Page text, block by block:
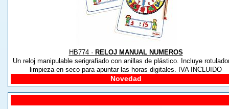
HB774 · RELOJ MANUAL NUMEROS
Un reloj manipulable serigrafiado con anillas de plástico. Incluye
limpieza en seco para apuntar las horas digitales. IVA INCLUIDO
Novedad